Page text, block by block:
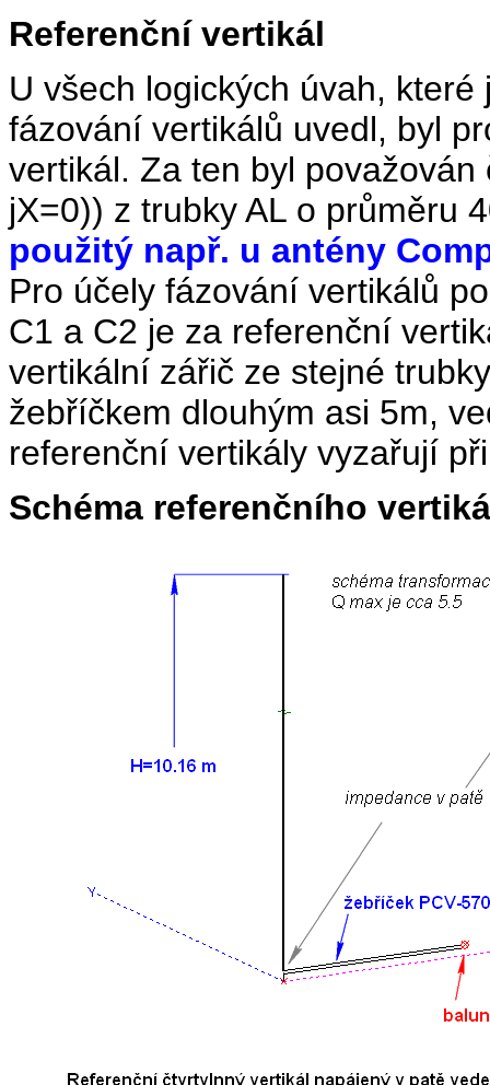
Referenční vertikál
U všech logických úvah,
fázování vertikálů uvedl, byl
vertikál. Za ten byl
jX=0)) z trubky AL o průměru
použitý např. u antény
Pro účely fázování vertikálů
C1 a C2 je za referenční
vertikální zářič ze stejné
žebříčkem dlouhým asi 5m,
referenční vertikály vyzařují
Schéma referenčního